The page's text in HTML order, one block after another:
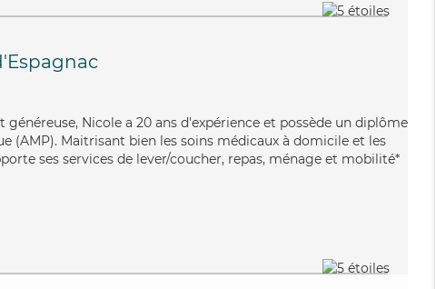
généreuse, Nicole a 20 ans d'expérience et possède un diplôme
(AMP). Maitrisant bien les soins médicaux à domicile et les
ses services de lever/coucher, repas, ménage et mobilité*